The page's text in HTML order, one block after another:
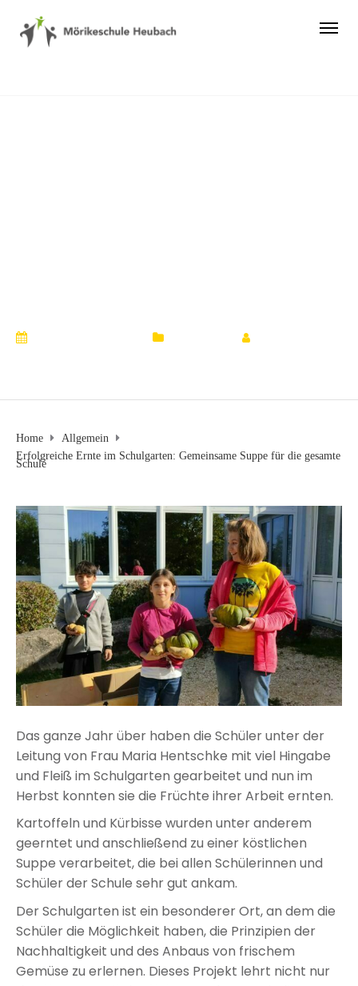
Home
Allgemein
Erfolgreiche Ernte im Schulgarten: Gemeinsame Suppe für die gesamte
Schule
Das ganze Jahr über haben die Schüler unter der
Leitung von Frau Maria Hentschke mit viel Hingabe
und Fleiß im Schulgarten gearbeitet und nun im
Herbst konnten sie die Früchte ihrer Arbeit ernten.
Kartoffeln und Kürbisse wurden unter anderem
geerntet und anschließend zu einer köstlichen
Suppe verarbeitet, die bei allen Schülerinnen und
Schüler der Schule sehr gut ankam.
Der Schulgarten ist ein besonderer Ort, an dem die
Schüler die Möglichkeit haben, die Prinzipien der
Nachhaltigkeit und des Anbaus von frischem
Gemüse zu erlernen. Dieses Projekt lehrt nicht nur